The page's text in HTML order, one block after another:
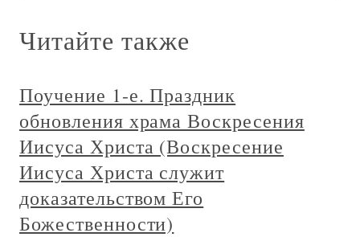
Читайте также
Поучение 1-е. Праздник
обновления храма Воскресения
Иисуса Христа (Воскресение
Иисуса Христа служит
доказательством Его
Божественности)